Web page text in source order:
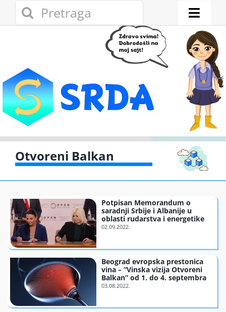
Search
for:
Toggle
Eko adresar
Eko pravo
Gde reciklirati
Zelena privreda
Finansiranje
O nama
Otvoreni Balkan
Potpisan Memorandum o
saradnji Srbije i Albanije u
oblasti rudarstva i energetike
Beograd evropska prestonica
vina – “Vinska vizija Otvoreni
Balkan” od 1. do 4. septembra